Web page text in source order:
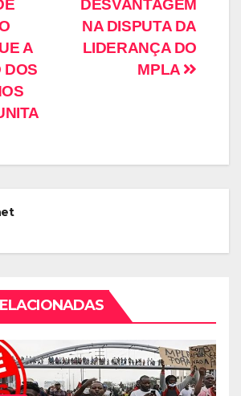
DESVANTAGEM
NA DISPUTA DA
LIDERANÇA DO
MPLA
A
DOS